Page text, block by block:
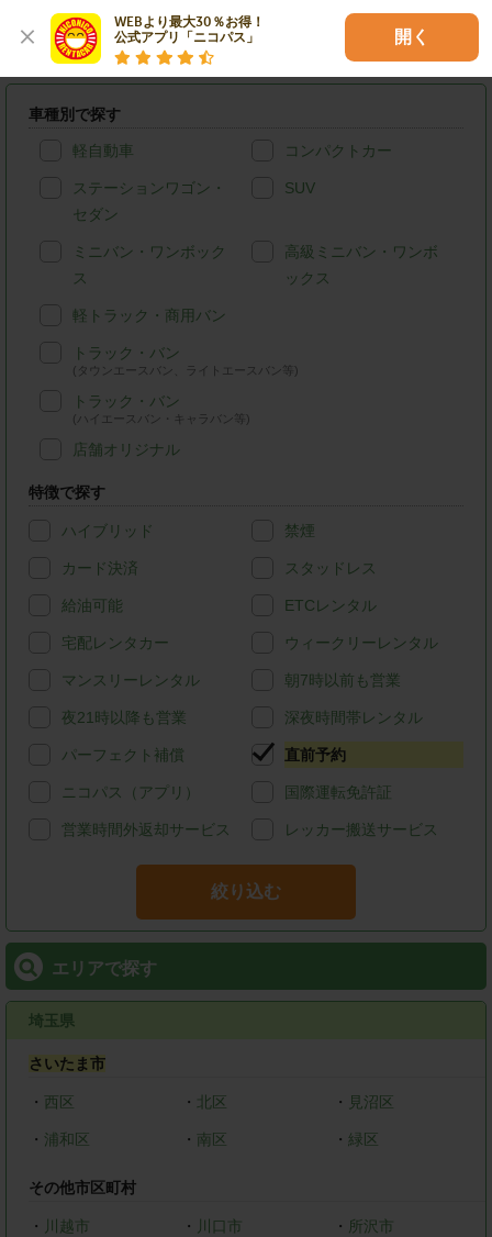
WEBより最大30％お得！
公式アプリ「ニコパス」
開く
さいたま市のニコニコレンタカーを条件検索
車種別で探す
軽自動車 コンパクトカー
ステーションワゴン・
セダン
SUV
ミニバン・ワンボック
ス
高級ミニバン・ワンボ
ックス
軽トラック・商用バン
トラック・バン
(タウンエースバン、ライトエースバン等)
トラック・バン
(ハイエースバン・キャラバン等)
店舗オリジナル
特徴で探す
ハイブリッド 禁煙
カード決済 スタッドレス
給油可能 ETCレンタル
宅配レンタカー ウィークリーレンタル
マンスリーレンタル 朝7時以前も営業
夜21時以降も営業 深夜時間帯レンタル
パーフェクト補償 直前予約
ニコパス（アプリ） 国際運転免許証
営業時間外返却サービス レッカー搬送サービス
絞り込む
エリアで探す
埼玉県
さいたま市
・ 西区 ・ 北区 ・ 見沼区
・ 浦和区 ・ 南区 ・ 緑区
その他市区町村
・ 川越市 ・ 川口市 ・ 所沢市